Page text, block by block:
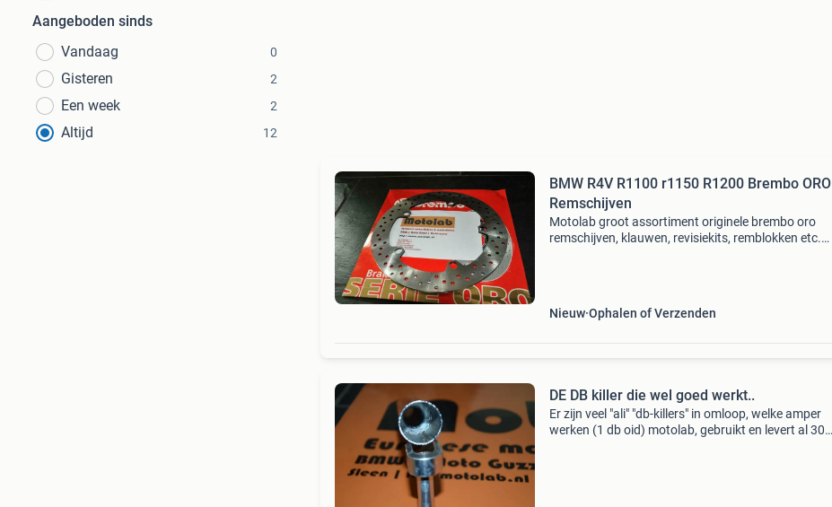
Aangeboden sinds
Vandaag
0
Gisteren 2
Een week 2
Altijd 12
BMW R4V R1100 r1150 R1200 Brembo ORO
Remschijven
Motolab groot assortiment originele brembo oro
remschijven, klauwen, revisiekits, remblokken etc.
Nieuw Ophalen of Verzenden
DE DB killer die wel goed werkt..
Er zijn veel "ali" "db-killers" in omloop, welke amper
werken (1 db oid) motolab, gebruikt en levert al 30